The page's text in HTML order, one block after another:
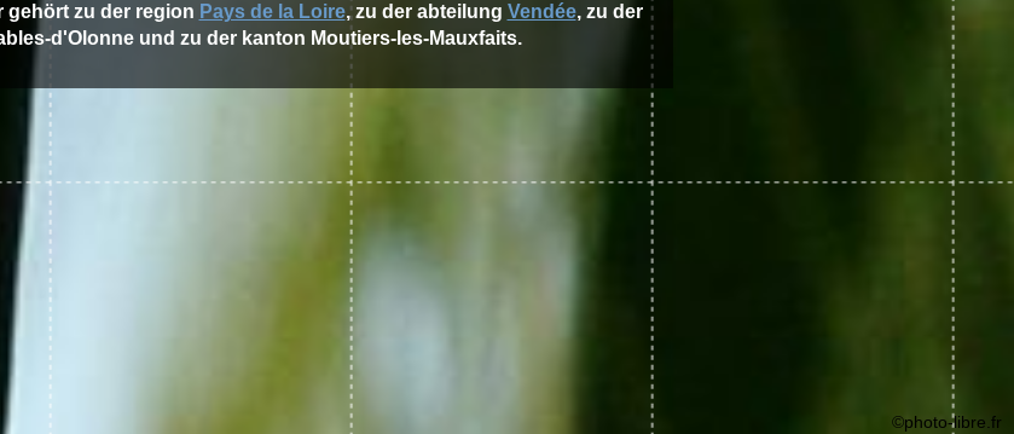
gehört zu der region Pays de la Loire, zu der abteilung Vendée, zu der
d'Olonne und zu der kanton Moutiers-les-Mauxfaits.
©photo-libre.fr